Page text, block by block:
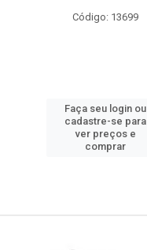
Código: 10686
Faça seu login ou
cadastre-se para
ver preços e
comprar